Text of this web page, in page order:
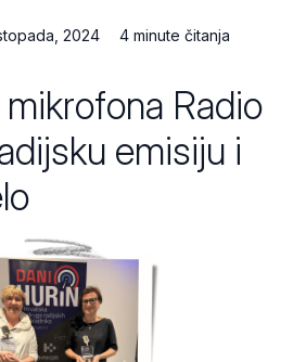
2024 4 minute čitanja
Radio
emisiju i